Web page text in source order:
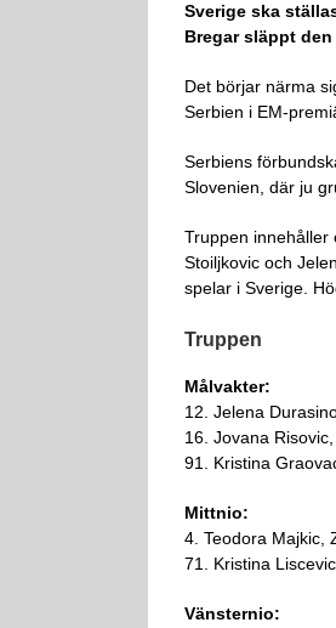
Sverige ska
Bregar släppt
Det börjar närma
Serbien i EM-
Serbiens
Slovenien, där ju
Truppen innehåller
Stoiljkovic och
spelar i Sverige.
Truppen
Målvakter:
12. Jelena
16. Jovana
91. Kristina
Mittnio:
4. Teodora Majkic,
71. Kristina
Vänsternio: